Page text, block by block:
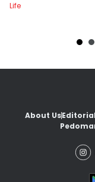
Life
About Us